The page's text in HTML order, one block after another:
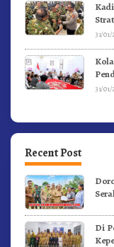
dan
31/01/
31/01/
Recent Post
Di